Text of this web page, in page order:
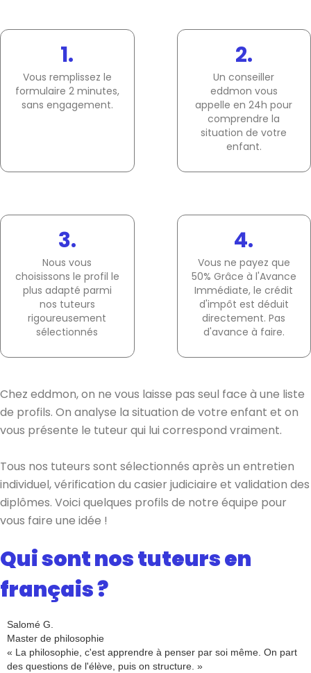
1.
Vous remplissez le
formulaire 2 minutes,
sans engagement.
2.
Un conseiller
eddmon vous
appelle en 24h pour
comprendre la
situation de votre
enfant.
3.
Nous vous
choisissons le profil le
plus adapté parmi
nos tuteurs
rigoureusement
sélectionnés
4.
Vous ne payez que
50% Grâce à l'Avance
Immédiate, le crédit
d'impôt est déduit
directement. Pas
d'avance à faire.
Chez eddmon, on ne vous laisse pas seul face à une liste
de profils. On analyse la situation de votre enfant et on
vous présente le tuteur qui lui correspond vraiment.
Tous nos tuteurs sont sélectionnés après un entretien
individuel, vérification du casier judiciaire et validation des
diplômes. Voici quelques profils de notre équipe pour
vous faire une idée !
Qui sont nos tuteurs en
français ?
Salomé G.
Master de philosophie
« La philosophie, c'est apprendre à penser par soi même. On part
des questions de l'élève, puis on structure. »